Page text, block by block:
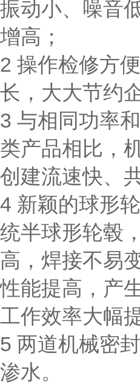
振动小、噪音
增高；
2 操作检修方
长，大大节约
3 与相同功率
类产品相比，
创建流速快、
4 新颖的球形
统半球形轮毂
高，焊接不易
性能提高，产
工作效率大幅
5 两道机械密
渗水。